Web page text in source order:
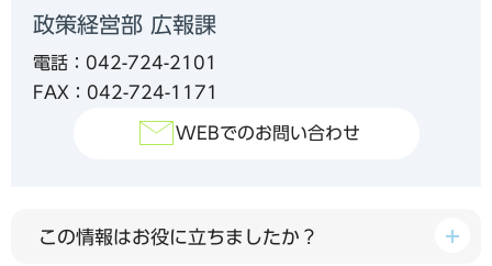
政策経営部 広報課
電話：042-724-2101
FAX：042-724-1171
WEBでのお問い合わせ
この情報はお役に立ちましたか？